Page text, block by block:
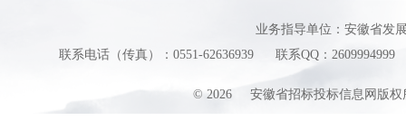
业务指导单位：安徽省发
联系电话（传真）：0551-62636939
联系QQ：2609994999
© 2026 安徽省招标投标信息网版